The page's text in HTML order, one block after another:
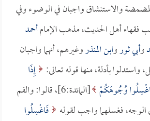
والاستنشاق واجبان في الوضوء وفي
فقهاء أهل الحديث، مذهب الإمامأحمد
وأبي ثوروابن المنذروغيرهم، أنهما واجبان
بأدلة، منها قوله تعالى: إِذَا
وُجُوهَكُمْ
[المائدة:6]، قالوا: والفم
فغسلهما واجب لقوله
فَاغْسِلُوا